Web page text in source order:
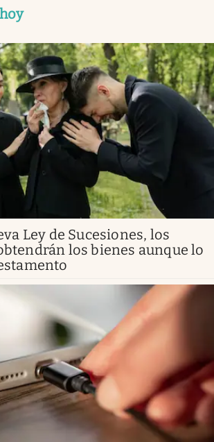
Ley de Sucesiones, los
los bienes aunque lo